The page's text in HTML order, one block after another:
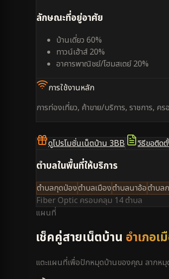
ลักษณะที่อยู่อาศัย
บ้านเดี่ยว 60%
ทาวน์เฮ้าส์ 20%
อาคารพาณิชย์/โฮมสเตย์ 20%
การใช้งานหลัก
การท่องเที่ยว, ค้าขาย/บริการ, ราชการ, คร
ดูโปรโมชั่นเน็ตบ้าน 3BB วิธีขอติด
ตำบลในพื้นที่ให้บริการ
ตำบลกุดป่องตำบลเมืองตำบลนาอ้อตำบล
Fiber Optic ครอบคลุม 14 ตำบล
แผนที่
เช็คคู่สายเน็ตบ้าน อำเภอเ
แตะแผนที่เพื่อปักหมุดบ้านของคุณ ลากหมุ